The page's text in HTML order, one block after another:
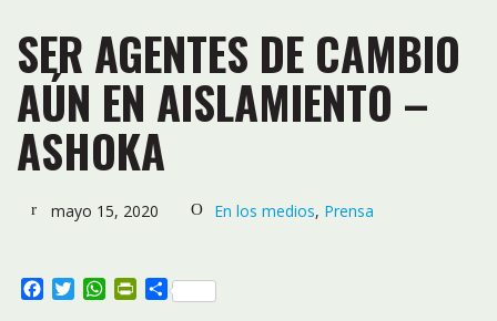
SER AGENTES DE CAMBIO
AÚN EN AISLAMIENTO –
ASHOKA
mayo 15, 2020 En los medios, Prensa
Facebook
TwitterWhatsApp
PrintFriendly
Compartir